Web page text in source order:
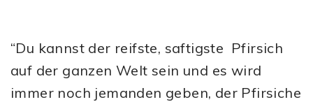
“Du kannst der reifste, saftigste Pfirsich
auf der ganzen Welt sein und es wird
immer noch jemanden geben, der Pfirsiche